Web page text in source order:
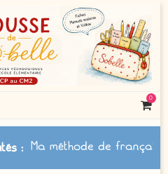
0
Ma méthode de français à